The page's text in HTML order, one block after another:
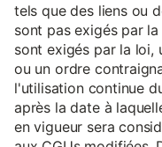
tels que des liens ou
sont pas exigés par
sont exigés par la loi,
ou un ordre
l'utilisation continue
après la date à
en vigueur sera